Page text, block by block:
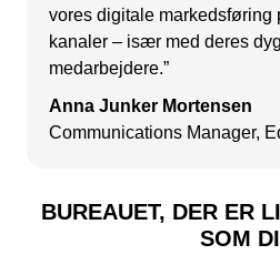
vores digitale markedsføring
kanaler – især med deres
medarbejdere.”
Anna Junker Mortensen
Communications Manager,
BUREAUET, DER ER
SOM